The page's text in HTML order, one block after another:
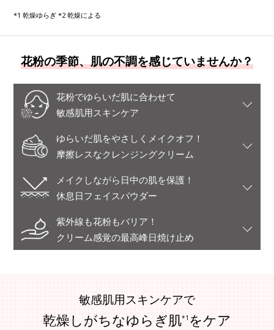
*1 乾燥ゆらぎ *2 乾燥による
花粉の季節、肌の不調を感じていませんか？
花粉でゆらいだ肌に合わせて
敏感肌用スキンケア
ゆらいだ肌をやさしくメイクオフ！
摩擦レスなクレンジングクリーム
メイクしながら日中の肌を保護！
休息日フェイスパウダー
紫外線も花粉もバリア！
クリーム感覚の最高峰日焼け止め
敏感肌用スキンケアで
乾燥しがちなゆらぎ肌*1 をケア